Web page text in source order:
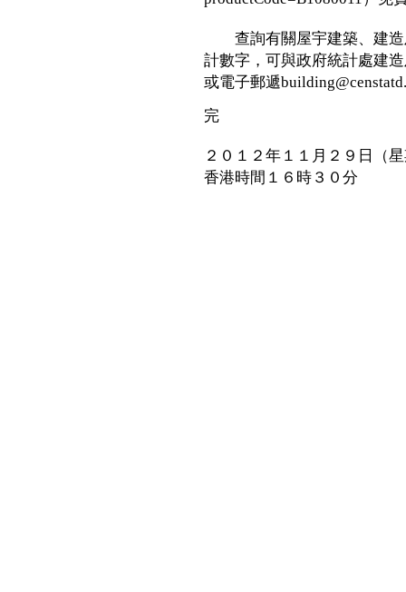
查詢有關屋宇建築、建造
計數字，可與政府統計處建
或電子郵遞
完
２０１２年１１月２９日（
香港時間１６時３０分